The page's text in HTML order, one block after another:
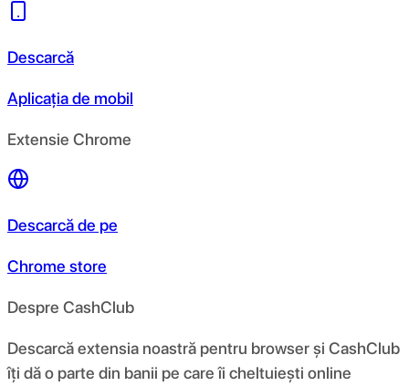
Descarcă
Aplicația de mobil
Extensie Chrome
Descarcă de pe
Chrome store
Despre CashClub
Descarcă extensia noastră pentru browser și CashClub
îți dă o parte din banii pe care îi cheltuiești online